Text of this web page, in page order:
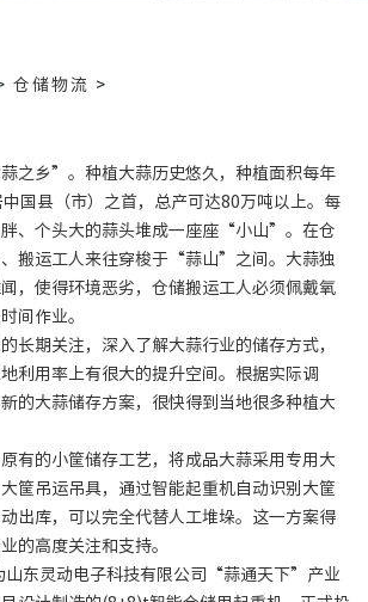
仓储物流 >
之乡”。种植大蒜历史悠久，种植面积每年
国县（市）之首，总产可达80万吨以上。每
胖、个头大的蒜头堆成一座座“小山”。在仓
搬运工人来往穿梭于“蒜山”之间。大蒜独
，使得环境恶劣，仓储搬运工人必须佩戴氧
间作业。
长期关注，深入了解大蒜行业的储存方式，
利用率上有很大的提升空间。根据实际调
的大蒜储存方案，很快得到当地很多种植大
有的小筐储存工艺，将成品大蒜采用专用大
筐吊运吊具，通过智能起重机自动识别大筐
出库，可以完全代替人工堆垛。这一方案得
的高度关注和支持。
山东灵动电子科技有限公司“蒜通天下”产业